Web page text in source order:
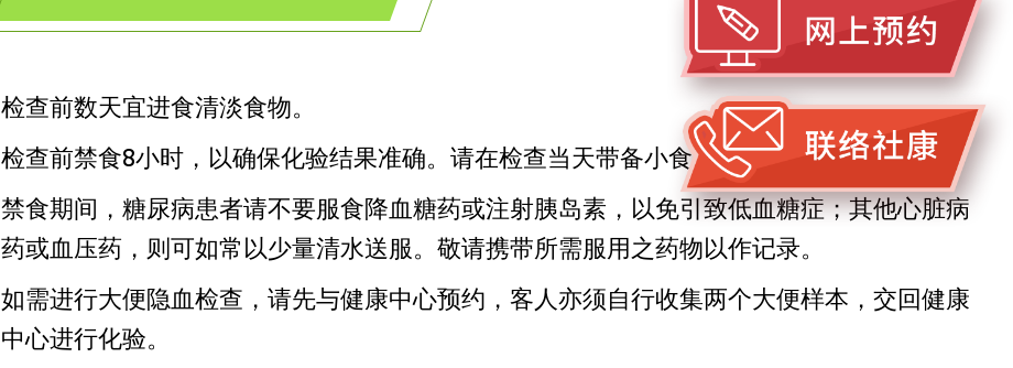
检查前数天宜进食清淡食物。
检查前禁食8小时，以确保化验结果准确。请在检查当天带备小食以备抽血后进食。
禁食期间，糖尿病患者请不要服食降血糖药或注射胰岛素，以免引致低血糖症；其他心脏病
药或血压药，则可如常以少量清水送服。敬请携带所需服用之药物以作记录。
如需进行大便隐血检查，请先与健康中心预约，客人亦须自行收集两个大便样本，交回健康
中心进行化验。